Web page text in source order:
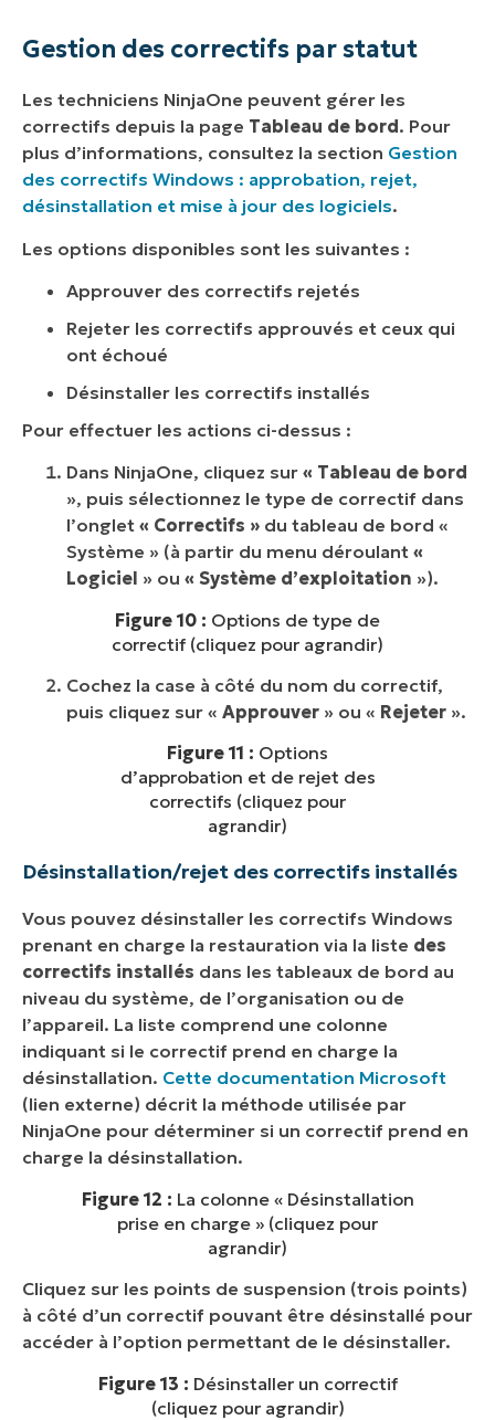
Gestion des correctifs par statut
Les techniciens NinjaOne peuvent gérer les
correctifs depuis la page Tableau de bord. Pour
plus d’informations, consultez la section Gestion
des correctifs Windows : approbation, rejet,
désinstallation et mise à jour des logiciels.
Les options disponibles sont les suivantes :
Approuver des correctifs rejetés
Rejeter les correctifs approuvés et ceux qui
ont échoué
Désinstaller les correctifs installés
Pour effectuer les actions ci-dessus :
Dans NinjaOne, cliquez sur « Tableau de bord
», puis sélectionnez le type de correctif dans
l’onglet « Correctifs » du tableau de bord «
Système » (à partir du menu déroulant «
Logiciel » ou « Système d’exploitation »).
Figure 10 : Options de type de
correctif (cliquez pour agrandir)
Cochez la case à côté du nom du correctif,
puis cliquez sur « Approuver » ou « Rejeter ».
Figure 11 : Options
d’approbation et de rejet des
correctifs (cliquez pour
agrandir)
Désinstallation/rejet des correctifs installés
Vous pouvez désinstaller les correctifs Windows
prenant en charge la restauration via la liste des
correctifs installés dans les tableaux de bord au
niveau du système, de l’organisation ou de
l’appareil. La liste comprend une colonne
indiquant si le correctif prend en charge la
désinstallation. Cette documentation Microsoft
(lien externe) décrit la méthode utilisée par
NinjaOne pour déterminer si un correctif prend en
charge la désinstallation.
Figure 12 : La colonne « Désinstallation
prise en charge » (cliquez pour
agrandir)
Cliquez sur les points de suspension (trois points)
à côté d’un correctif pouvant être désinstallé pour
accéder à l’option permettant de le désinstaller.
Figure 13 : Désinstaller un correctif
(cliquez pour agrandir)